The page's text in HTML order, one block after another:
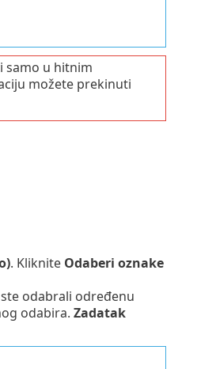
samo u hitnim
možete prekinuti
. Kliknite Odaberi oznake
odabrali određenu
odabira. Zadatak